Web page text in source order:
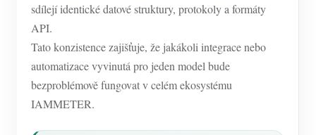
sdílejí identické datové struktury, protokoly a formáty
API.
Tato konzistence zajišťuje, že jakákoli integrace nebo
automatizace vyvinutá pro jeden model bude
bezproblémově fungovat v celém ekosystému
IAMMETER.